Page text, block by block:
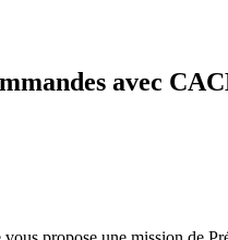
avec